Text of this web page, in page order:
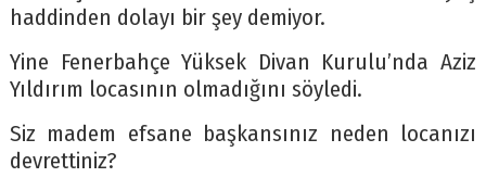
haddinden dolayı bir şey demiyor.
Yine Fenerbahçe Yüksek Divan Kurulu’nda Aziz
Yıldırım locasının olmadığını söyledi.
Siz madem efsane başkansınız neden locanızı
devrettiniz?